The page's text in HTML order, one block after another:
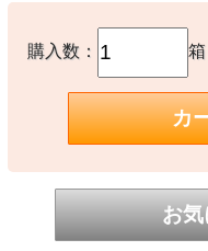
購入数： 箱